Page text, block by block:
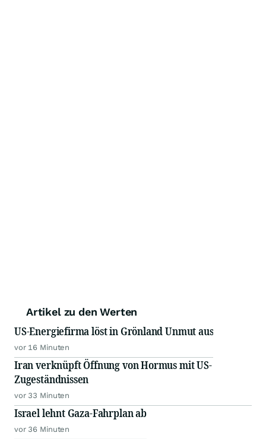
Artikel zu den Werten
US-Energiefirma löst in Grönland Unmut aus
vor 16 Minuten
Iran verknüpft Öffnung von Hormus mit US-
Zugeständnissen
vor 33 Minuten
Israel lehnt Gaza-Fahrplan ab
vor 36 Minuten